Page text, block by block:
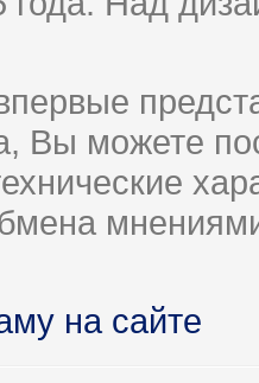
Вы можете
на сайте